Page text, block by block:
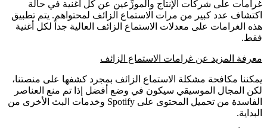
غرامات على شركات الإنتاج والموزِّعين عن كل أغنية في حالة
اكتشاف عدد كبير من مرات الاستماع الزائف لمحتواهم. يتم تطبيق
هذه الغرامات على معدلات الاستماع الزائف العالية جداً لكل أغنية
فقط.
معرفة المزيد عن غرامات الاستماع الزائف
يمكننا مكافحة مشكلة الاستماع الزائف بمجرد كشفها على منصتنا،
لكن المجال الموسيقي سيكون في وضع أفضل إذا تم منع العناصر
الفاسدة من تحميل المحتوى على Spotify وخدمات البث الأخرى من
البداية.